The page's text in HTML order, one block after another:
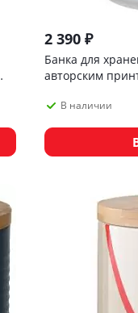
2 390₽
Банка для
авторским
В наличии